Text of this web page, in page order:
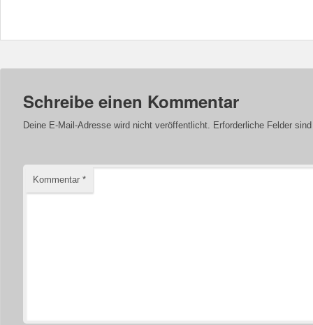
Schreibe einen Kommentar
Deine E-Mail-Adresse wird nicht veröffentlicht. Erforderliche Felder
Kommentar *